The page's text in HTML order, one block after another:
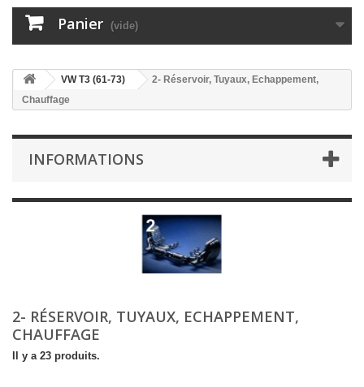
Panier (vide)
VW T3 (61-73)
2- Réservoir, Tuyaux, Echappement,
Chauffage
INFORMATIONS
2- RÉSERVOIR, TUYAUX, ECHAPPEMENT,
CHAUFFAGE
Il y a 23 produits.